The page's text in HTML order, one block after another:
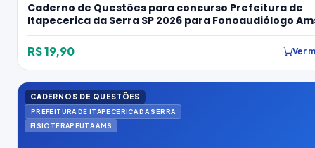
Caderno de Questões para concurso Prefeitura de
Itapecerica da Serra SP 2026 para Fonoaudiólogo
R$ 19,90 Ver
CADERNOS DE QUESTÕES
PREFEITURA DE ITAPECERICA DA SERRA
FISIOTERAPEUTA AMS